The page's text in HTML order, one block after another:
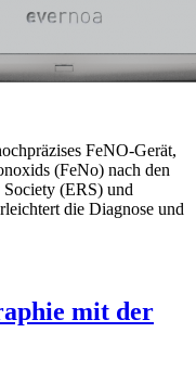
FeNO-Gerät,
(FeNo) nach den
(ERS) und
die Diagnose und
mit der